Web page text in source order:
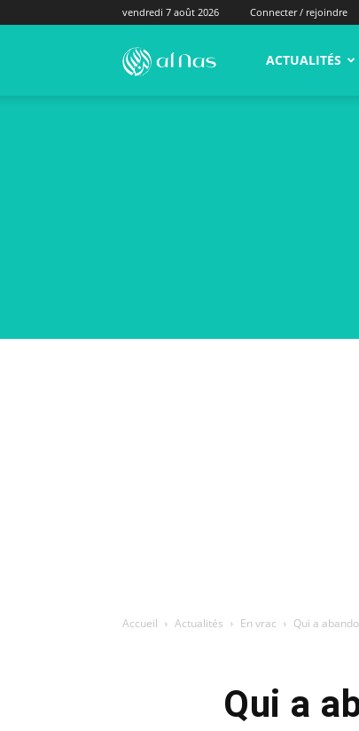
vendredi 7 août 2026 Connecter / rejoindre
alNas.fr ACTUALITÉS
Accueil Actualités En vrac Qui a
Qui a